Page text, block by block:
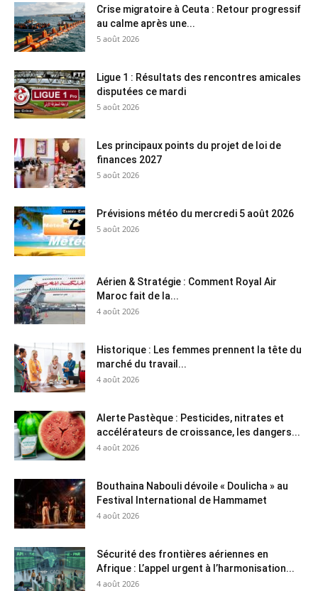
Crise migratoire à Ceuta : Retour progressif
au calme après une...
5 août 2026
Ligue 1 : Résultats des rencontres amicales
disputées ce mardi
5 août 2026
Les principaux points du projet de loi de
finances 2027
5 août 2026
Prévisions météo du mercredi 5 août 2026
5 août 2026
Aérien & Stratégie : Comment Royal Air
Maroc fait de la...
4 août 2026
Historique : Les femmes prennent la tête du
marché du travail...
4 août 2026
Alerte Pastèque : Pesticides, nitrates et
accélérateurs de croissance, les dangers...
4 août 2026
Bouthaina Nabouli dévoile « Doulicha » au
Festival International de Hammamet
4 août 2026
Sécurité des frontières aériennes en
Afrique : L’appel urgent à l’harmonisation...
4 août 2026